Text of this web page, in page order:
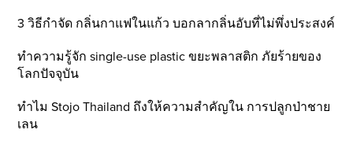
3 วิธีกำจัด กลิ่นกาแฟในแก้ว บอกลากลิ่นอับที่ไม่พึ่งประสงค์
ทำความรู้จัก single-use plastic ขยะพลาสติก ภัยร้ายของ
โลกปัจจุบัน
ทำไม Stojo Thailand ถึงให้ความสำคัญใน การปลูกป่าชาย
เลน